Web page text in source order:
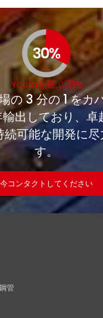
Youfaを選ぶ理由
の 3 分の 1 をカ
出しており、卓
可能な開発に尽
す。
今コンタクトしてください
管